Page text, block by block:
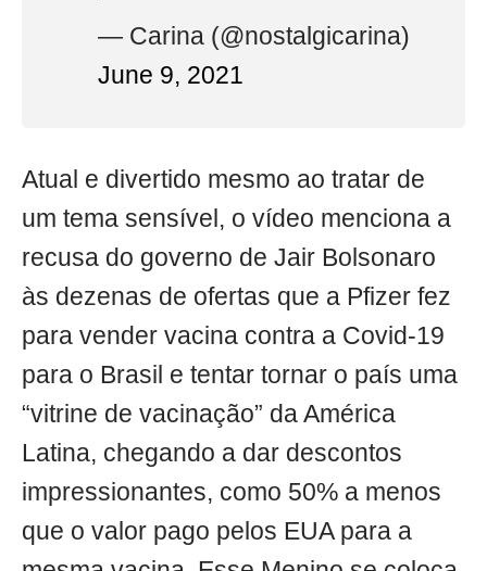
— Carina (@nostalgicarina)
June 9, 2021
Atual e divertido mesmo ao tratar de
um tema sensível, o vídeo menciona a
recusa do governo de Jair Bolsonaro
às dezenas de ofertas que a Pfizer fez
para vender vacina contra a Covid-19
para o Brasil e tentar tornar o país uma
“vitrine de vacinação” da América
Latina, chegando a dar descontos
impressionantes, como 50% a menos
que o valor pago pelos EUA para a